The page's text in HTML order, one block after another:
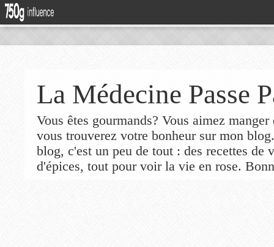
La Médecine Passe
Vous êtes gourmands? Vous aimez
vous trouverez votre bonheur sur mon
blog, c'est un peu de tout : des recettes de
d'épices, tout pour voir la vie en rose.